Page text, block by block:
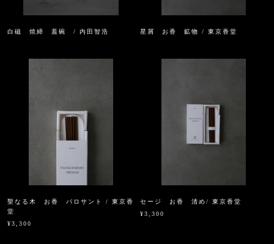
白磁 焼締 蓋碗 / 内田智浩 星屑 お香 鉱物 / 東京香堂
聖なる木 お香 パロサント / 東京香
堂
¥3,300
セージ お香 清め/ 東京香堂
¥3,300